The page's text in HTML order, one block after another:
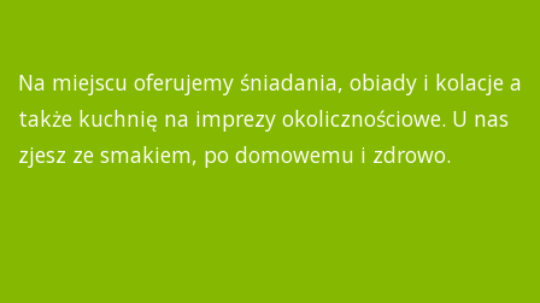
Na miejscu oferujemy śniadania, obiady i kolacje a
także kuchnię na imprezy okolicznościowe. U nas
zjesz ze smakiem, po domowemu i zdrowo.